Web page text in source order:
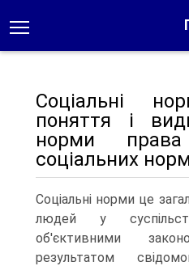
Соціальні
поняття і
норми
соціальних
Соціальні норми це
людей у
об'єктивними
результатом